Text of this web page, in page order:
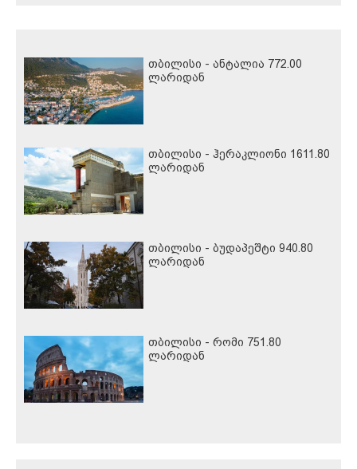
თბილისი - ანტალია 772.00
ლარიდან
თბილისი - ჰერაკლიონი 1611.80
ლარიდან
თბილისი - ბუდაპეშტი 940.80
ლარიდან
თბილისი - რომი 751.80
ლარიდან